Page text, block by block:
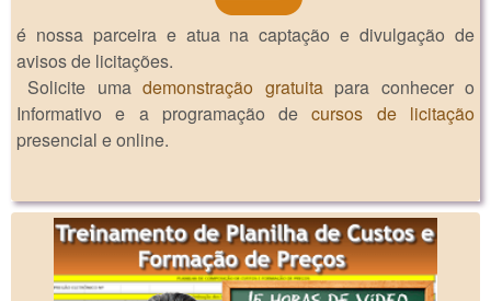
é nossa parceira e atua na captação e divulgação de
avisos de licitações.
Solicite umademonstração gratuitapara conhecer o
Informativo e a programação decursos de licitação
presencial e online.